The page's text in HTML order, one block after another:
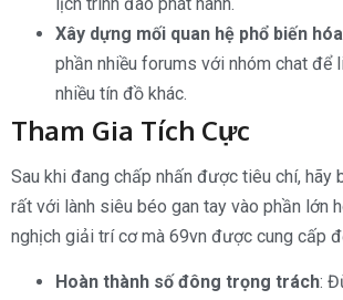
Xây dựng mối quan hệ phổ biến hóa
phần nhiều forums với nhóm chat để
nhiều tín đồ khác.
Tham Gia Tích Cực
Sau khi đang chấp nhấn được tiêu chí, hãy
rất với lành siêu béo gan tay vào phần lớn
nghịch giải trí cơ mà 69vn được cung cấp
Hoàn thành số đông trọng trách: